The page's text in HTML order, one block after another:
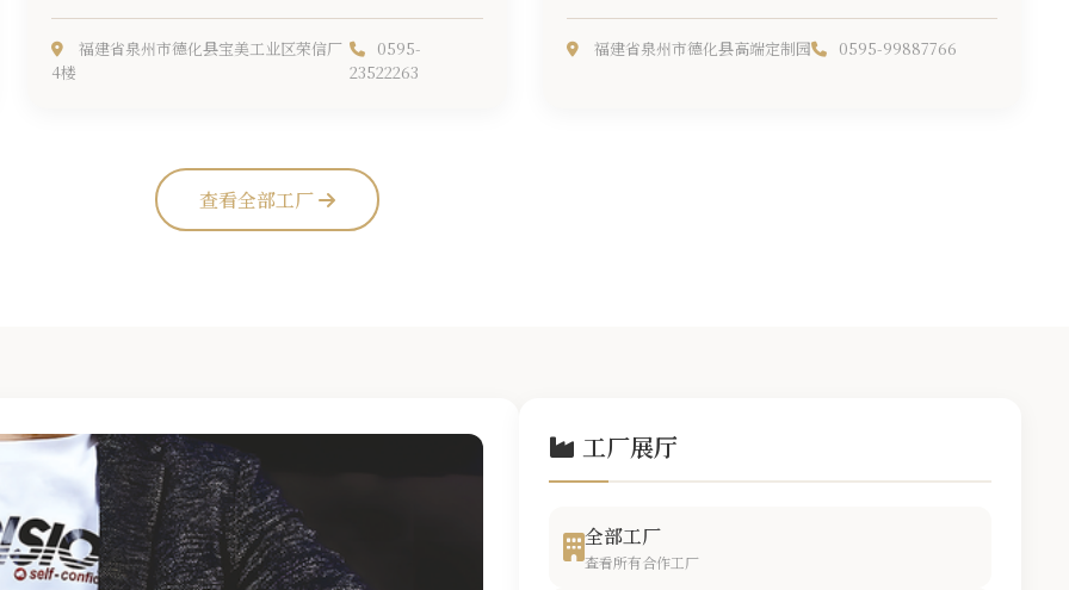
件、日用瓷...
福建省泉州市德化县宝美工业区荣信厂
4楼
0595-
23522263
陶瓷艺术品。...
福建省泉州市德化县高端定制园 0595-99887766
查看全部工厂
工厂展厅
全部工厂
查看所有合作工厂